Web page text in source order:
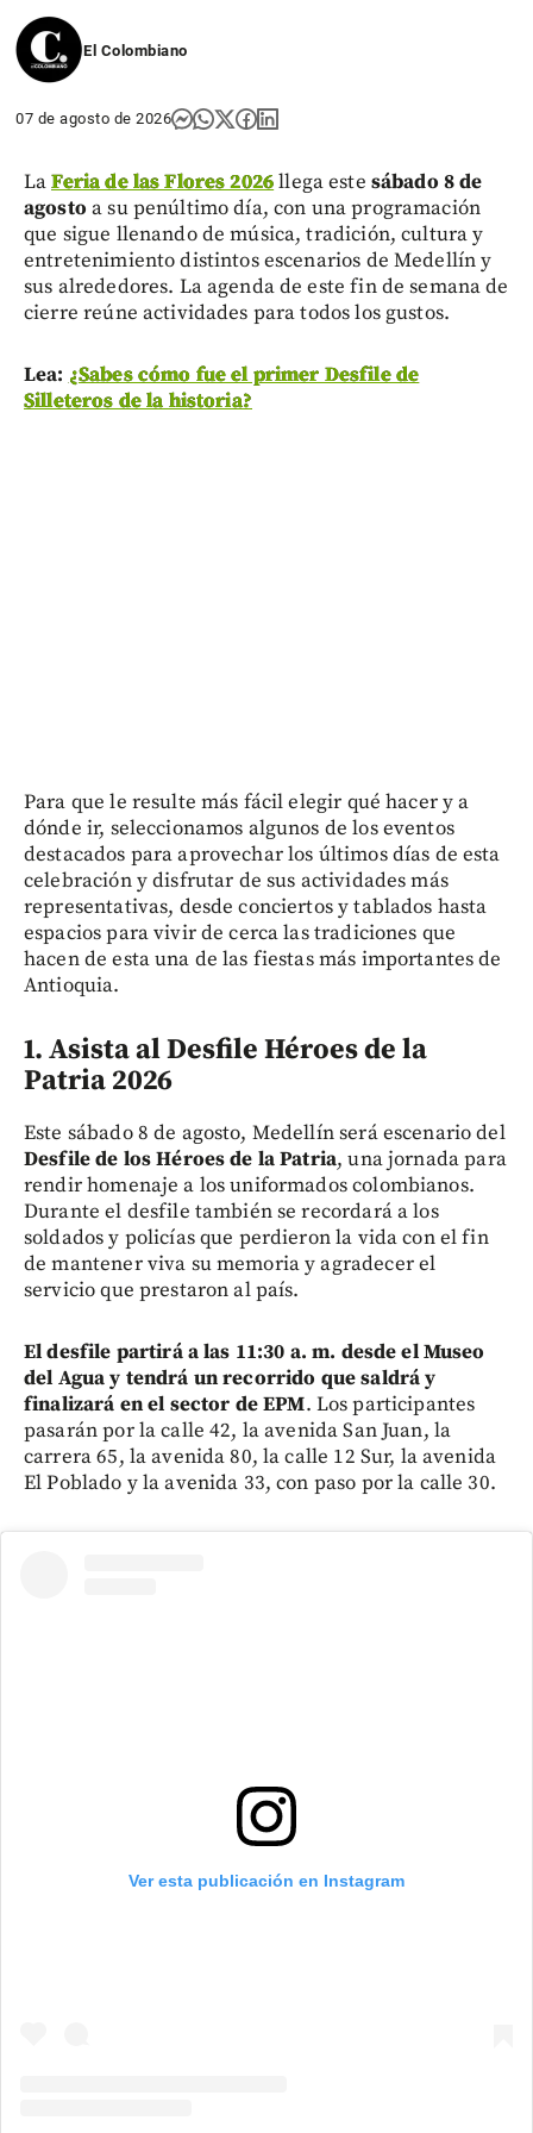
El Colombiano
07 de agosto de 2026
LaFeria de las Flores 2026llega este sábado 8 de
agosto a su penúltimo día, con una programación
que sigue llenando de música, tradición, cultura y
entretenimiento distintos escenarios de Medellín y
sus alrededores. La agenda de este fin de semana de
cierre reúne actividades para todos los gustos.
Lea: ¿Sabes cómo fue el primer Desfile de
Silleteros de la historia?
Para que le resulte más fácil elegir qué hacer y a
dónde ir, seleccionamos algunos de los eventos
destacados para aprovechar los últimos días de esta
celebración y disfrutar de sus actividades más
representativas, desde conciertos y tablados hasta
espacios para vivir de cerca las tradiciones que
hacen de esta una de las fiestas más importantes de
Antioquia.
1. Asista al Desfile Héroes de la
Patria 2026
Este sábado 8 de agosto, Medellín será escenario del
Desfile de los Héroes de la Patria, una jornada para
rendir homenaje a los uniformados colombianos.
Durante el desfile también se recordará a los
soldados y policías que perdieron la vida con el fin
de mantener viva su memoria y agradecer el
servicio que prestaron al país.
El desfile partirá a las 11:30 a. m. desde el Museo
del Agua y tendrá un recorrido que saldrá y
finalizará en el sector de EPM. Los participantes
pasarán por la calle 42, la avenida San Juan, la
carrera 65, la avenida 80, la calle 12 Sur, la avenida
El Poblado y la avenida 33, con paso por la calle 30.
Ver esta publicación en Instagram